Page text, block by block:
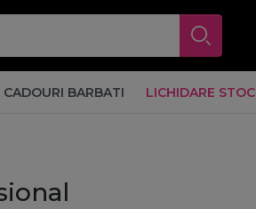
CADOURI BARBATI LICHIDARE STOC